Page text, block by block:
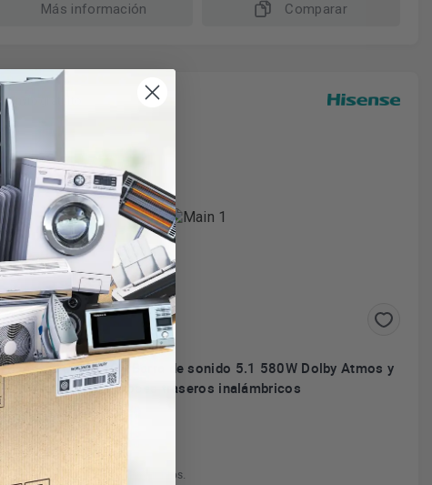
Más información Comparar
*Envío gratuito
Hisense AX5100Q - Barra de sonido 5.1 580W Dolby Atmos y
Altavoces traseros inalámbricos
Sonido Dolby Atmos.
Potencia 580W total.
Surrounds inalámbricos incluidos.